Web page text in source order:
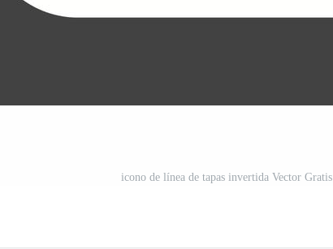
icono de línea de tapas invertida Vector Gratis